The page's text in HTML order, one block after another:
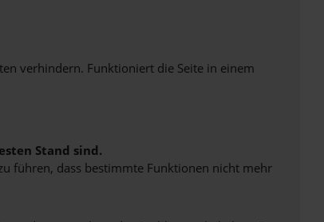
verhindern. Funktioniert die Seite in einem
Stand sind.
führen, dass bestimmte Funktionen nicht mehr